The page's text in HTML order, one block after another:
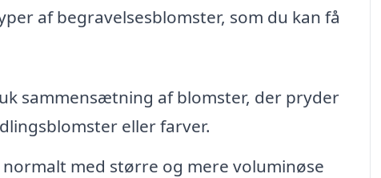
af begravelsesblomster, som du kan få
sammensætning af blomster, der pryder
eller farver.
med større og mere voluminøse